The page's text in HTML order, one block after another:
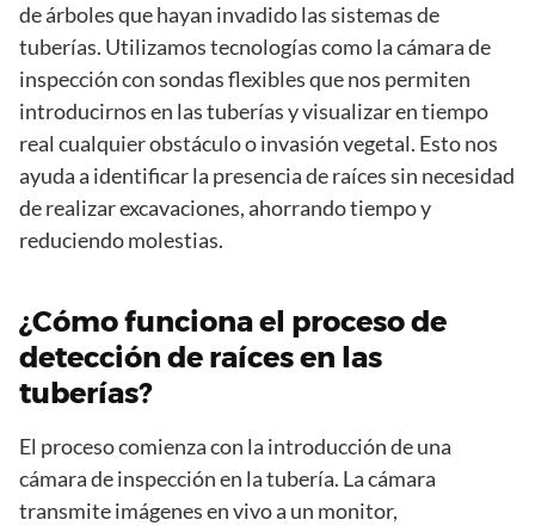
de árboles que hayan invadido las sistemas de
tuberías. Utilizamos tecnologías como la cámara de
inspección con sondas flexibles que nos permiten
introducirnos en las tuberías y visualizar en tiempo
real cualquier obstáculo o invasión vegetal. Esto nos
ayuda a identificar la presencia de raíces sin necesidad
de realizar excavaciones, ahorrando tiempo y
reduciendo molestias.
¿Cómo funciona el proceso de
detección de raíces en las
tuberías?
El proceso comienza con la introducción de una
cámara de inspección en la tubería. La cámara
transmite imágenes en vivo a un monitor,